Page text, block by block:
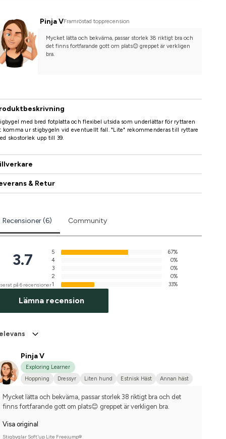
Pinja VFramröstad topprecension
Mycket lätta och bekväma, passar storlek 38 riktigt bra och
det finns fortfarande gott om plats😊 greppet är verkligen
bra.
med bred fotplatta och flexibel utsida som underlättar för ryttaren
komma ur stigbygeln vid eventuellt fall. "Lite" rekommenderas till ryttare
skostorlek upp till 39.
& Retur
Recensioner (6) Community
3.7
på 6 recensioner
5
67%
4
0%
3
0%
2
0%
1
33%
Lämna recension
Pinja V
Exploring Learner
Hoppning
Dressyr Liten hund Estnisk Häst Annan häst
Mycket lätta och bekväma, passar storlek 38 riktigt bra och det
finns fortfarande gott om plats😊 greppet är verkligen bra.
Visa original
Stigbyglar Soft'up Lite Freejump®